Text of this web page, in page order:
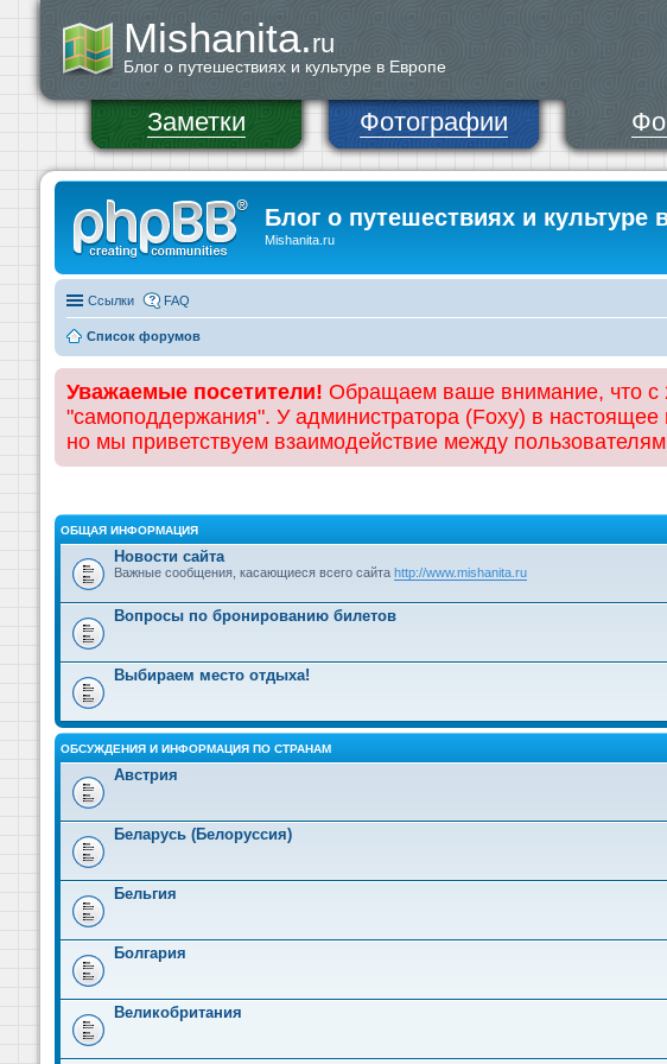
Mishanita.ru
Блог о путешествиях и культуре в Европе
Заметки Фотографии
Блог о путешествиях и культуре
Mishanita.ru
Ссылки FAQ
Список форумов
Уважаемые посетители! Обращаем ваше внимание, что с
"самоподдержания". У администратора (Foxy) в
но мы приветствуем взаимодействие между
ОБЩАЯ ИНФОРМАЦИЯ
Новости сайта
Важные сообщения, касающиеся всего сайта http://www.mishanita.ru
Вопросы по бронированию билетов
Выбираем место отдыха!
ОБСУЖДЕНИЯ И ИНФОРМАЦИЯ ПО СТРАНАМ
Австрия
Беларусь (Белоруссия)
Бельгия
Болгария
Великобритания